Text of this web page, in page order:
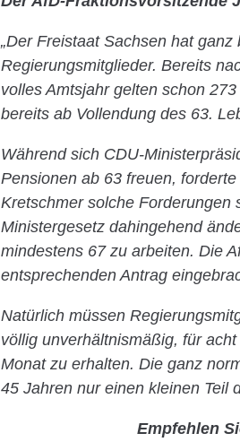
„Der Freistaat Sachsen hat
Regierungsmitglieder. Bereits
volles Amtsjahr gelten schon
bereits ab Vollendung des 63.
Während sich CDU-
Pensionen ab 63 freuen,
Kretschmer solche Forderungen
Ministergesetz dahingehend
mindestens 67 zu arbeiten. Die
entsprechenden Antrag
Natürlich müssen
völlig unverhältnismäßig, für
Monat zu erhalten. Die ganz
45 Jahren nur einen kleinen Teil
Empfehlen